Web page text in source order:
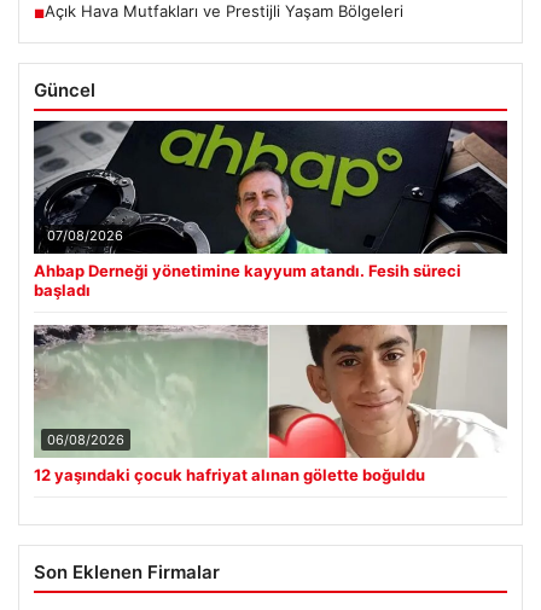
■Açık Hava Mutfakları ve Prestijli Yaşam Bölgeleri
Güncel
07/08/2026
Ahbap Derneği yönetimine kayyum atandı. Fesih süreci
başladı
06/08/2026
12 yaşındaki çocuk hafriyat alınan gölette boğuldu
Son Eklenen Firmalar